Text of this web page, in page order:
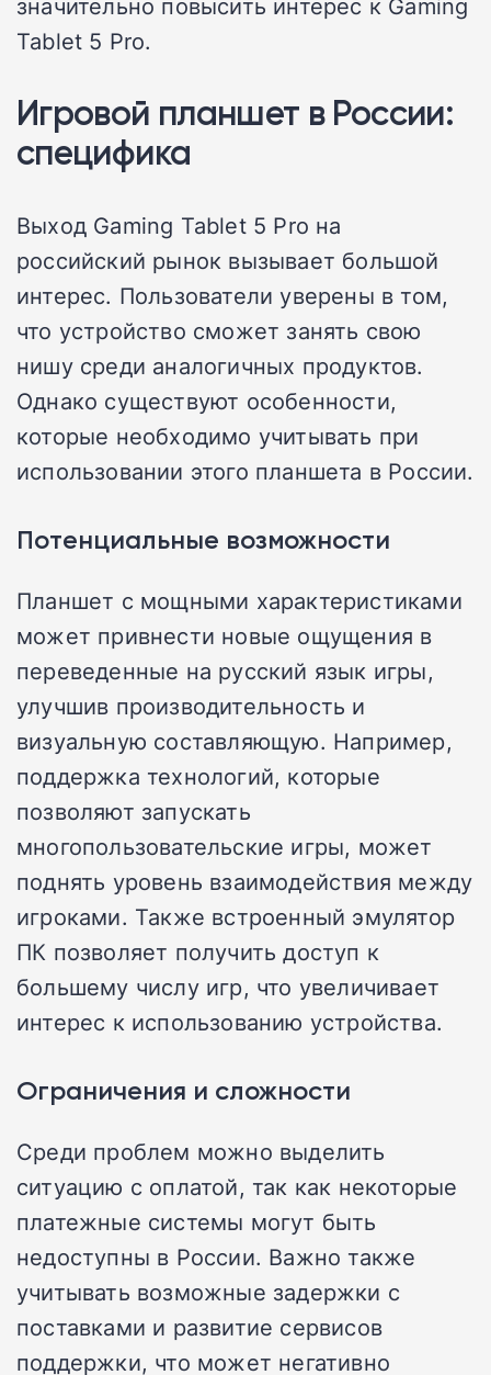
Tablet 5 Pro.
Игровой планшет в России:
специфика
Выход Gaming Tablet 5 Pro на
российский рынок вызывает большой
интерес. Пользователи уверены в том,
что устройство сможет занять свою
нишу среди аналогичных продуктов.
Однако существуют особенности,
которые необходимо учитывать при
использовании этого планшета в России.
Потенциальные возможности
Планшет с мощными характеристиками
может привнести новые ощущения в
переведенные на русский язык игры,
улучшив производительность и
визуальную составляющую. Например,
поддержка технологий, которые
позволяют запускать
многопользовательские игры, может
поднять уровень взаимодействия между
игроками. Также встроенный эмулятор
ПК позволяет получить доступ к
большему числу игр, что увеличивает
интерес к использованию устройства.
Ограничения и сложности
Среди проблем можно выделить
ситуацию с оплатой, так как некоторые
платежные системы могут быть
недоступны в России. Важно также
учитывать возможные задержки с
поставками и развитие сервисов
поддержки, что может негативно